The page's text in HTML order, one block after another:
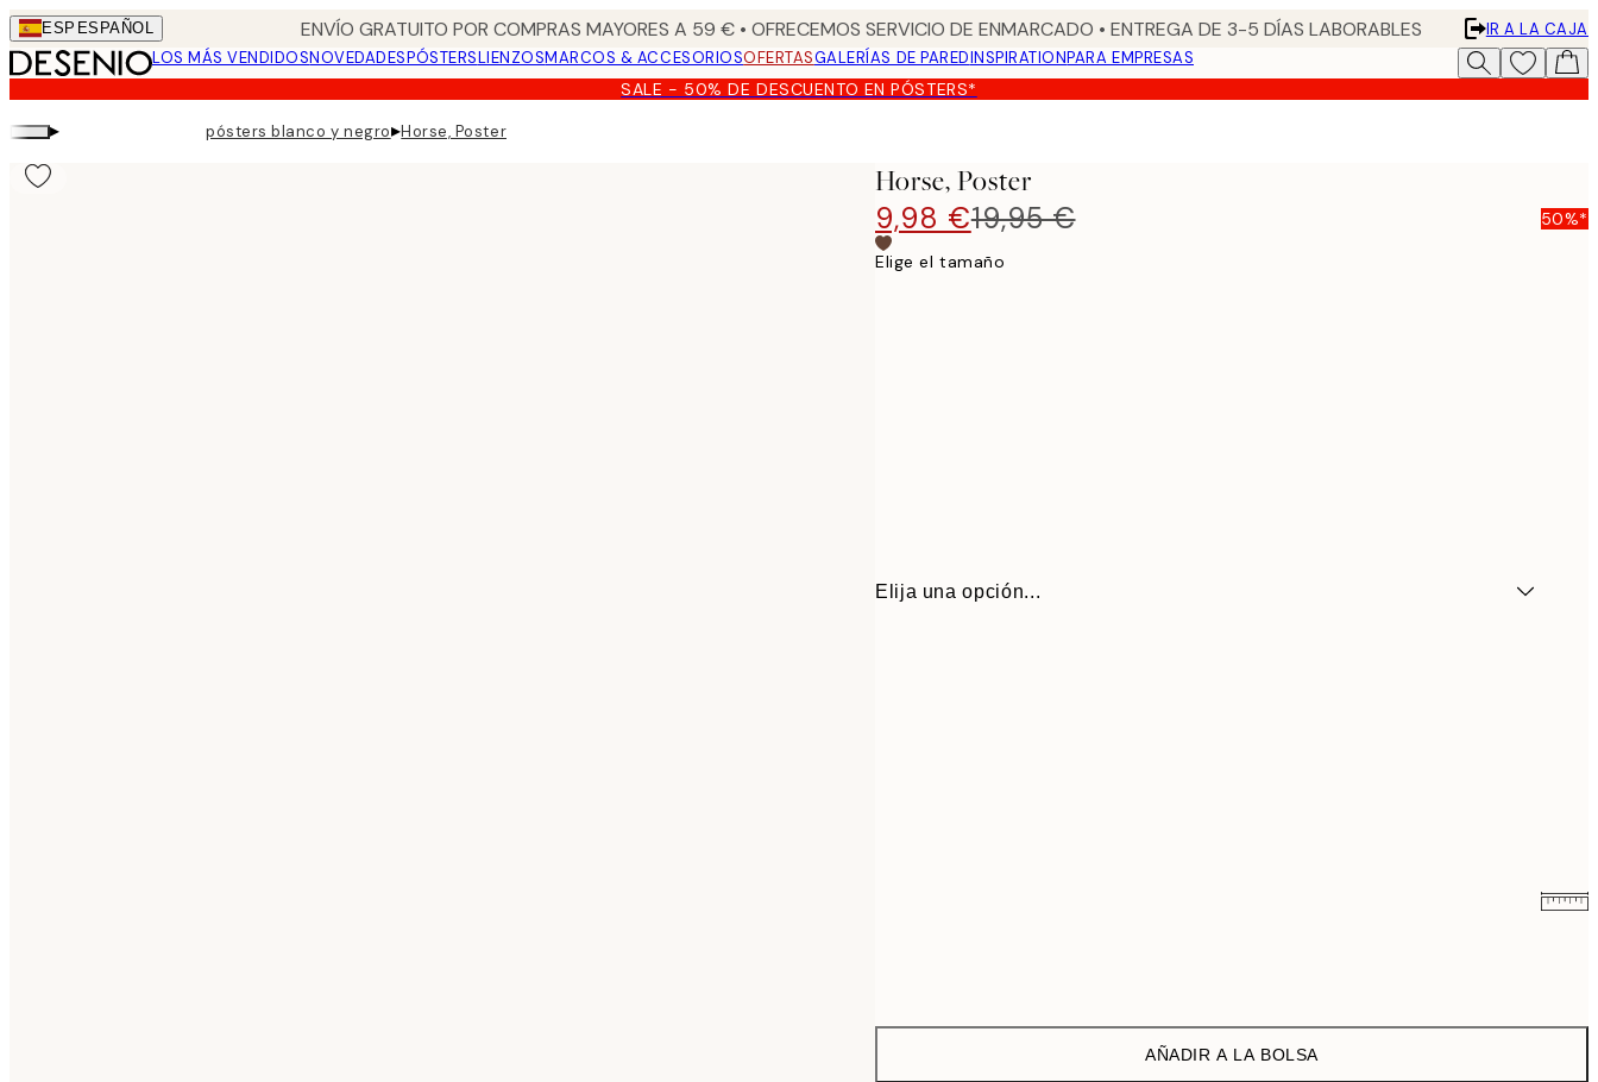
Skip
to
main
content.
ESP ESPAÑOL ENVÍO GRATUITO POR COMPRAS MAYORES A 59 € • OFRECEMOS SERVICIO DE ENMARCADO • ENTREGA DE 3-5 DÍAS LABORABLES
IR A LA CAJA
LOS MÁS VENDIDOSNOVEDADESPÓSTERSLIENZOSMARCOS & ACCESORIOSOFERTASGALERÍAS DE PAREDINSPIRATIONPARA EMPRESAS
SALE - 50% DE DESCUENTO EN PÓSTERS*
▸ pósters blanco y negro▸Horse, Poster
Horse, Poster
9,98 €19,95 € 50%*
Elige el tamaño
Elija una opción...
AÑADIR A LA BOLSA